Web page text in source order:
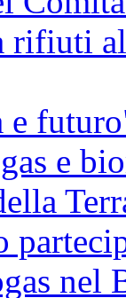
rifiuti
e
nel